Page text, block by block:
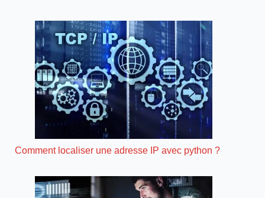
Comment localiser une adresse IP avec python ?